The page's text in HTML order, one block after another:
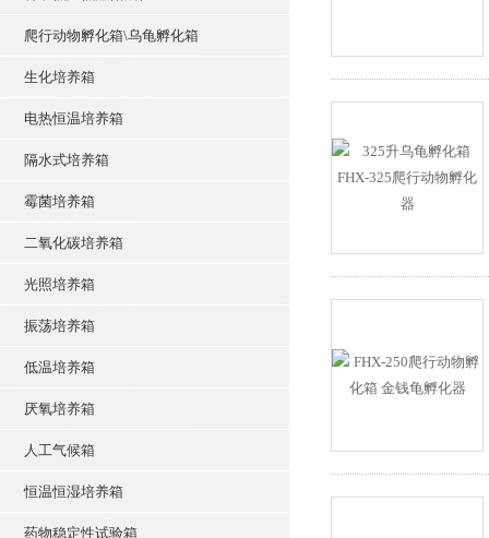
爬行动物孵化箱\乌龟孵化箱
生化培养箱
电热恒温培养箱
隔水式培养箱
霉菌培养箱
二氧化碳培养箱
光照培养箱
振荡培养箱
低温培养箱
厌氧培养箱
人工气候箱
恒温恒湿培养箱
药物稳定性试验箱